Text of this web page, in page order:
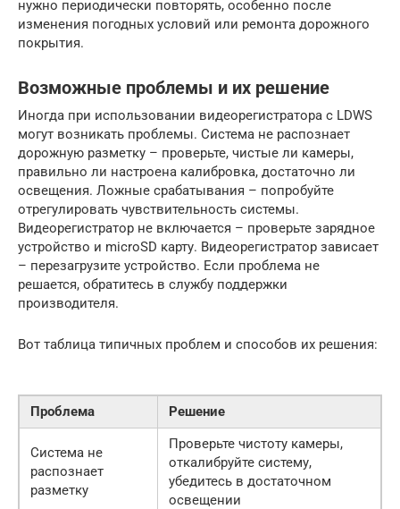
нужно периодически повторять, особенно после
изменения погодных условий или ремонта дорожного
покрытия.
Возможные проблемы и их решение
Иногда при использовании видеорегистратора с LDWS
могут возникать проблемы. Система не распознает
дорожную разметку – проверьте, чистые ли камеры,
правильно ли настроена калибровка, достаточно ли
освещения. Ложные срабатывания – попробуйте
отрегулировать чувствительность системы.
Видеорегистратор не включается – проверьте зарядное
устройство и microSD карту. Видеорегистратор зависает
– перезагрузите устройство. Если проблема не
решается, обратитесь в службу поддержки
производителя.
Вот таблица типичных проблем и способов их решения:
Проблема Решение
Система не
распознает
разметку
Проверьте чистоту камеры,
откалибруйте систему,
убедитесь в достаточном
освещении